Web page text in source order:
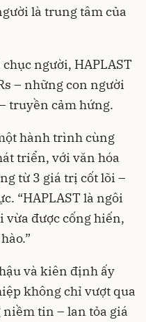
là trung tâm của
người, HAPLAST
– những con người
truyền cảm hứng.
hành trình cùng
triển, với văn hóa
từ 3 giá trị cốt lõi –
“HAPLAST là ngôi
vừa được cống hiến,
và kiên định ấy
không chỉ vượt qua
tin – lan tỏa giá